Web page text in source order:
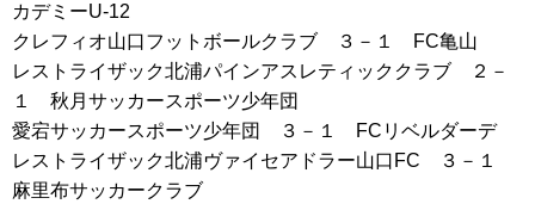
カデミーU-12
クレフィオ山口フットボールクラブ ３－１ FC亀山
レストライザック北浦パインアスレティッククラブ ２－
１ 秋月サッカースポーツ少年団
愛宕サッカースポーツ少年団 ３－１ FCリベルダーデ
レストライザック北浦ヴァイセアドラー山口FC ３－１
麻里布サッカークラブ